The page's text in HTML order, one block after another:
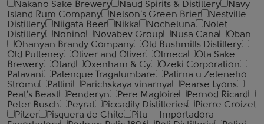
Nakano Sake Brewery
Naud Spirits & Distillery
Navy
Island Rum Company
Nelson's Green Brier
Nestville
Distillery
Niigata Beer Nikka Nocheluna
Nolet
Distillery
Nonino Novabev Group Nusa Cana
Oban
Ohanyan Brandy Company
Old Bushmills Distillery
Old Pulteney
Oliver and Oliver Olmeca
Ota Sake
Brewery
Otard Oxenham & Cy
Ozeki Corporation
Palavani
Palenque Tragalumbare
Palirna u Zeleneho
Stromu
Pallini Parichskaya vinarnya
Pearse Lyons
Peat's Beast
Penderyn Pere Magloire
Pernod Ricard
Peter Busch
Peyrat Piccadily Distilleries
Pierre Croizet
Pilzer
Pisquera de Chile
Pitu – Importadora